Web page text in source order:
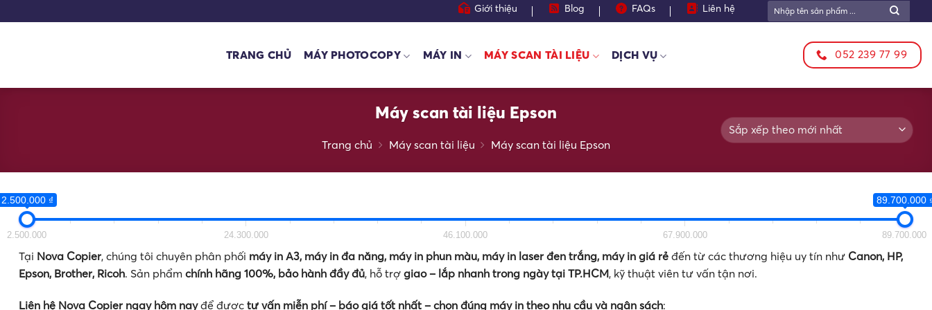
qua
Giới thiệu Blog FAQs Liên hệ
kiếm:
TRANG CHỦ MÁY PHOTOCOPY MÁY IN MÁY SCAN TÀI LIỆU DỊCH VỤ 052 239 77 99
Máy scan tài liệu Epson
Trang chủ Máy scan tài liệu Máy scan tài liệu Epson
2.500.000 ₫ 89.700.000
2.500.000 24.300.000 46.100.000 67.900.000 89.700.000
Tại Nova Copier, chúng tôi chuyên phân phối máy in A3, máy in đa năng, máy in phun màu, máy in laser đen trắng, máy in giá rẻ đến từ các thương hiệu uy tín như Canon, HP,
Epson, Brother, Ricoh. Sản phẩm chính hãng 100%, bảo hành đầy đủ, hỗ trợ giao – lắp nhanh trong ngày tại TP.HCM, kỹ thuật viên tư vấn tận nơi.
Liên hệ Nova Copier ngay hôm nayđể được tư vấn miễn phí – báo giá tốt nhất – chọn đúng máy in theo nhu cầu và ngân sách: